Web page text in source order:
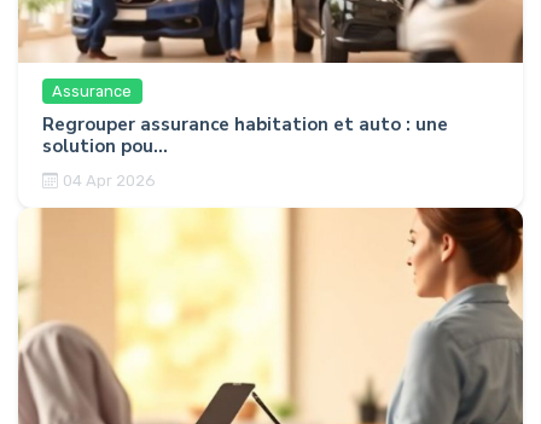
Assurance
Regrouper assurance habitation et auto : une
solution pou...
04 Apr 2026